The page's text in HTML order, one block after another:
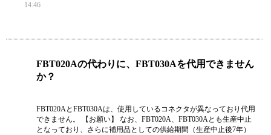
14:46
FBT020Aの代わりに、FBT030Aを代用できません
か？
FBT020AとFBT030Aは、使用しているコネクタが異なっており代用
できません。 【お願い】 なお、FBT020A、FBT030Aとも生産中止
となっており、さらに補用品としての供給期間（生産中止後7年）